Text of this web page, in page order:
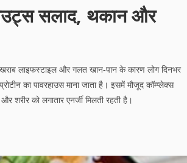
सलाद, थकान और
लाइफस्टाइल और गलत खान-पान के कारण लोग दिनभर
का पावरहाउस माना जाता है। इसमें मौजूद कॉम्प्लेक्स
को लगातार एनर्जी मिलती रहती है।